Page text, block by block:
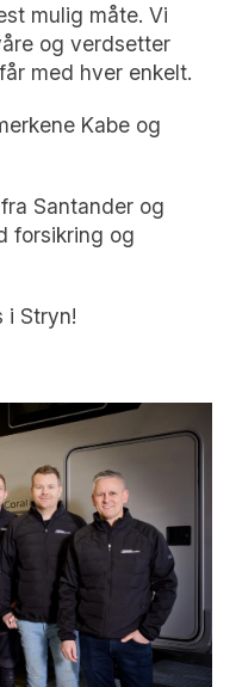
mulig måte. Vi
og verdsetter
med hver enkelt.
Kabe og
Santander og
forsikring og
i Stryn!